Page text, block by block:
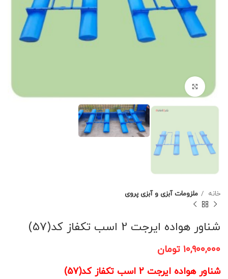
خانه ملزومات آبزی و آبزی پروی
شناور هواده ایرجت 2 اسب تکفاز کد(57)
۱۰,۹۰۰,۰۰۰ تومان
شناور هواده ایرجت 2 اسب تکفاز کد(57)